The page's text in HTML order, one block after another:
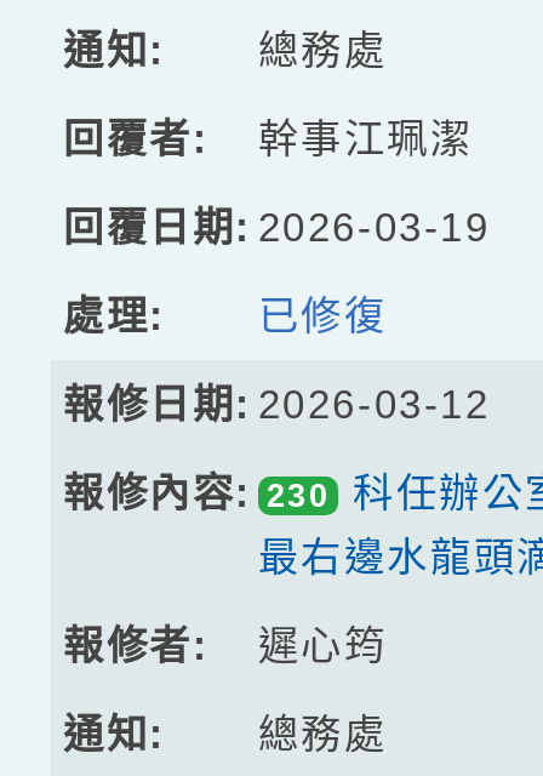
總務處
幹事江珮潔
2026-03-19
已修復
2026-03-12
230
科任辦公
最右邊水龍頭
遲心筠
總務處